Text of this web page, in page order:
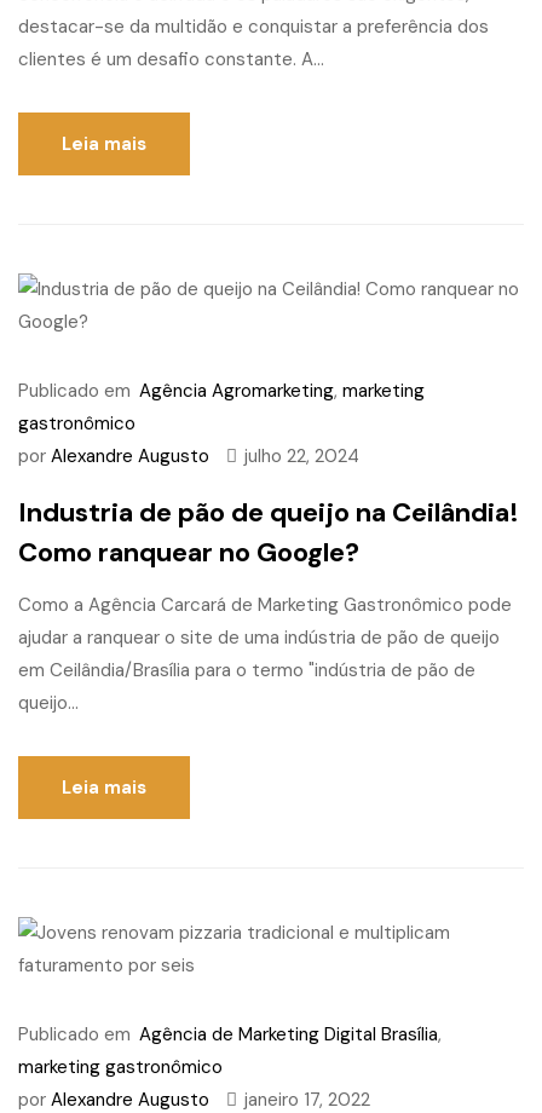
destacar-se da multidão e conquistar a preferência dos
clientes é um desafio constante. A...
Leia mais
Publicado em Agência Agromarketing, marketing
gastronômico
por Alexandre Augusto julho 22, 2024
Industria de pão de queijo na Ceilândia!
Como ranquear no Google?
Como a Agência Carcará de Marketing Gastronômico pode
ajudar a ranquear o site de uma indústria de pão de queijo
em Ceilândia/Brasília para o termo "indústria de pão de
queijo...
Leia mais
Publicado em Agência de Marketing Digital Brasília,
marketing gastronômico
por Alexandre Augusto janeiro 17, 2022